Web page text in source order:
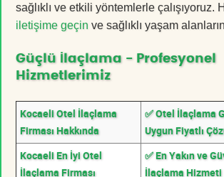
sağlıklı ve etkili yöntemlerle çalışıyoruz.
iletişime geçin ve sağlıklı yaşam
Güçlü İlaçlama - Profesyonel
Hizmetlerimiz
Kocaeli Otel İlaçlama
Firması Hakkında
✅ Otel İlaçlama
Uygun Fiyatlı
Kocaeli En İyi Otel
İlaçlama Firması
✅ En Yakın ve
İlaçlama Hizmeti